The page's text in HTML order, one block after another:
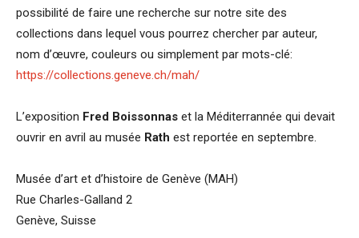
possibilité de faire une recherche sur notre site des
collections dans lequel vous pourrez chercher par auteur,
nom d’œuvre, couleurs ou simplement par mots-clé:
https://collections.geneve.ch/mah/
L’exposition Fred Boissonnas et la Méditerrannée qui devait
ouvrir en avril au musée Rath est reportée en septembre.
Musée d’art et d’histoire de Genève (MAH)
Rue Charles-Galland 2
Genève, Suisse